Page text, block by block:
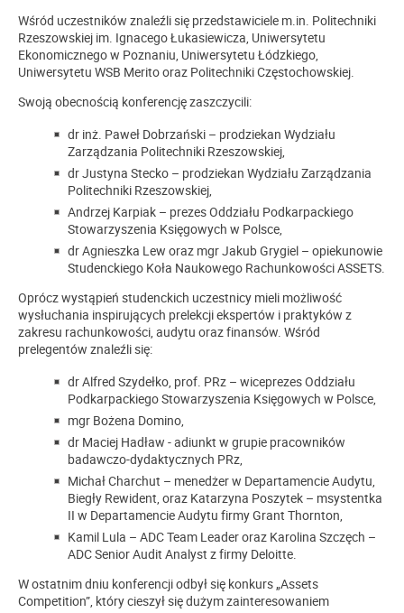
Wśród uczestników znaleźli się przedstawiciele m.in. Politechniki
Rzeszowskiej im. Ignacego Łukasiewicza, Uniwersytetu
Ekonomicznego w Poznaniu, Uniwersytetu Łódzkiego,
Uniwersytetu WSB Merito oraz Politechniki Częstochowskiej.
Swoją obecnością konferencję zaszczycili:
dr inż. Paweł Dobrzański – prodziekan Wydziału
Zarządzania Politechniki Rzeszowskiej,
dr Justyna Stecko – prodziekan Wydziału Zarządzania
Politechniki Rzeszowskiej,
Andrzej Karpiak – prezes Oddziału Podkarpackiego
Stowarzyszenia Księgowych w Polsce,
dr Agnieszka Lew oraz mgr Jakub Grygiel – opiekunowie
Studenckiego Koła Naukowego Rachunkowości ASSETS.
Oprócz wystąpień studenckich uczestnicy mieli możliwość
wysłuchania inspirujących prelekcji ekspertów i praktyków z
zakresu rachunkowości, audytu oraz finansów. Wśród
prelegentów znaleźli się:
dr Alfred Szydełko, prof. PRz – wiceprezes Oddziału
Podkarpackiego Stowarzyszenia Księgowych w Polsce,
mgr Bożena Domino,
dr Maciej Hadław - adiunkt w grupie pracowników
badawczo-dydaktycznych PRz,
Michał Charchut – menedżer w Departamencie Audytu,
Biegły Rewident, oraz Katarzyna Poszytek – msystentka
II w Departamencie Audytu firmy Grant Thornton,
Kamil Lula – ADC Team Leader oraz Karolina Szczęch –
ADC Senior Audit Analyst z firmy Deloitte.
W ostatnim dniu konferencji odbył się konkurs „Assets
Competition”, który cieszył się dużym zainteresowaniem